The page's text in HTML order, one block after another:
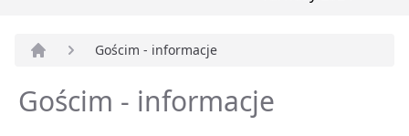
Gościm - informacje
Gościm - informacje